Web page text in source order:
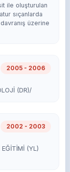
ile oluşturulan
sıçanlarda
üzerine
2005 - 2006
(DR)/
2002 - 2003
EĞİTİMİ (YL)